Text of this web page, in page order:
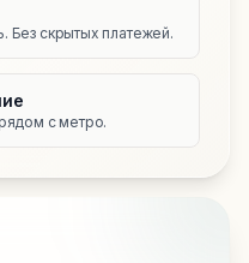
Без скрытых платежей.
с метро.